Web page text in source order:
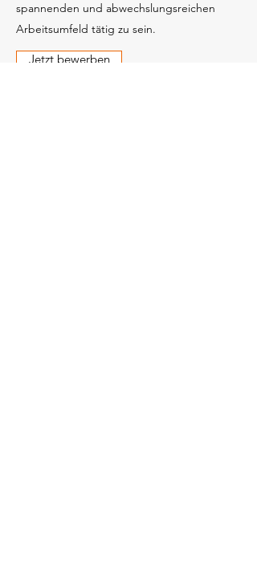
spannenden und abwechslungsreichen
Arbeitsumfeld tätig zu sein.
Jetzt bewerben